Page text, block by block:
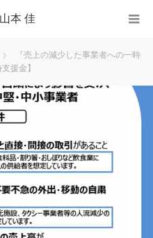
本 佳
『売上の減少した事業者への一時
援金】